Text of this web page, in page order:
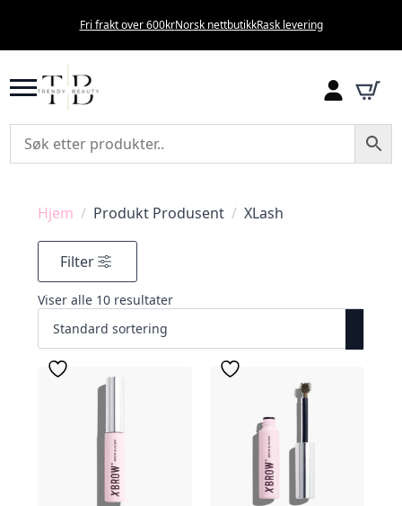
Fri frakt over 600krNorsk nettbutikkRask levering
Hjem Produkt Produsent XLash
Filter
Viser alle 10 resultater